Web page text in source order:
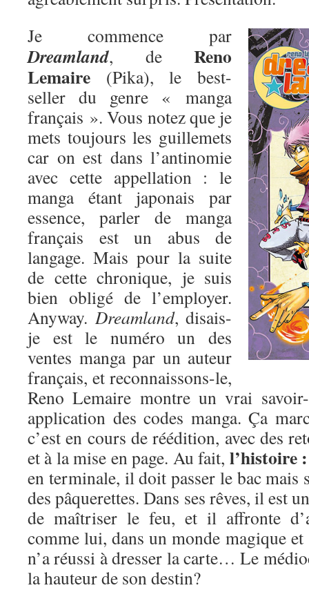
Je commence par
Dreamland, de Reno
Lemaire (Pika), le best-
seller du genre « manga
français ». Vous notez que je
mets toujours les guillemets
car on est dans l’antinomie
avec cette appellation : le
manga étant japonais par
essence, parler de manga
français est un abus de
langage. Mais pour la suite
de cette chronique, je suis
bien obligé de l’employer.
Anyway. Dreamland, disais-
je est le numéro un des
ventes manga par un auteur
français, et reconnaissons-le,
Reno Lemaire montre un vrai
application des codes manga. Ça
c’est en cours de réédition, avec des
et à la mise en page. Au fait, l’histoire :
en terminale, il doit passer le bac mais
des pâquerettes. Dans ses rêves, il est
de maîtriser le feu, et il affronte
comme lui, dans un monde magique et
n’a réussi à dresser la carte… Le
la hauteur de son destin?